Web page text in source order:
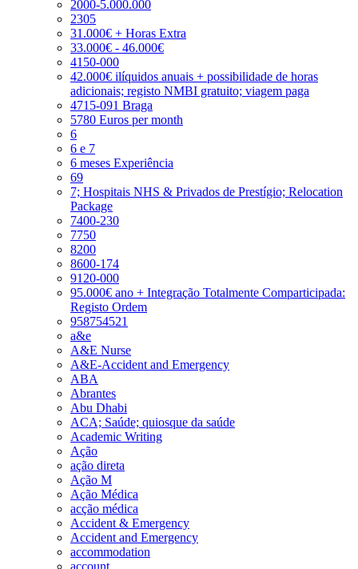
2000-5.000.000
2305
31.000€ + Horas Extra
33.000€ - 46.000€
4150-000
42.000€ ilíquidos anuais + possibilidade de horas
adicionais; registo NMBI gratuito; viagem paga
4715-091 Braga
5780 Euros per month
6
6 e 7
6 meses Experiência
69
7; Hospitais NHS & Privados de Prestígio; Relocation
Package
7400-230
7750
8200
8600-174
9120-000
95.000€ ano + Integração Totalmente Comparticipada:
Registo Ordem
958754521
a&e
A&E Nurse
A&E-Accident and Emergency
ABA
Abrantes
Abu Dhabi
ACA; Saúde; quiosque da saúde
Academic Writing
Ação
ação direta
Ação M
Ação Médica
acção médica
Accident & Emergency
Accident and Emergency
accommodation
account